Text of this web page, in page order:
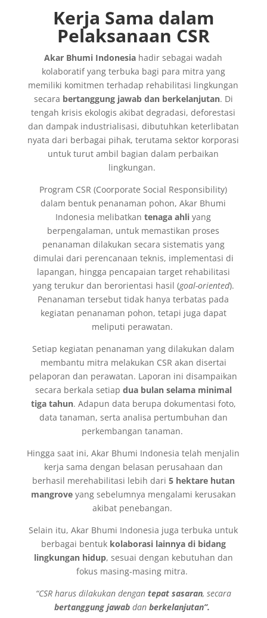
Kerja Sama dalam
Pelaksanaan CSR
Akar Bhumi Indonesia hadir sebagai wadah
kolaboratif yang terbuka bagi para mitra yang
memiliki komitmen terhadap rehabilitasi lingkungan
secara bertanggung jawab dan berkelanjutan. Di
tengah krisis ekologis akibat degradasi, deforestasi
dan dampak industrialisasi, dibutuhkan keterlibatan
nyata dari berbagai pihak, terutama sektor korporasi
untuk turut ambil bagian dalam perbaikan
lingkungan.
Program CSR (Coorporate Social Responsibility)
dalam bentuk penanaman pohon, Akar Bhumi
Indonesia melibatkantenaga ahliyang
berpengalaman, untuk memastikan proses
penanaman dilakukan secara sistematis yang
dimulai dari perencanaan teknis, implementasi di
lapangan, hingga pencapaian target rehabilitasi
yang terukur dan berorientasi hasil (goal-oriented).
Penanaman tersebut tidak hanya terbatas pada
kegiatan penanaman pohon, tetapi juga dapat
meliputi perawatan.
Setiap kegiatan penanaman yang dilakukan dalam
membantu mitra melakukan CSR akan disertai
pelaporan dan perawatan. Laporan ini disampaikan
secara berkala setiap dua bulan selama minimal
tiga tahun. Adapun data berupa dokumentasi foto,
data tanaman, serta analisa pertumbuhan dan
perkembangan tanaman.
Hingga saat ini, Akar Bhumi Indonesia telah menjalin
kerja sama dengan belasan perusahaan dan
berhasil merehabilitasi lebih dari 5 hektare hutan
mangrove yang sebelumnya mengalami kerusakan
akibat penebangan.
Selain itu, Akar Bhumi Indonesia juga terbuka untuk
berbagai bentuk kolaborasi lainnya di bidang
lingkungan hidup, sesuai dengan kebutuhan dan
fokus masing-masing mitra.
“CSR harus dilakukan dengan tepat sasaran, secara
bertanggung jawabdanberkelanjutan”.